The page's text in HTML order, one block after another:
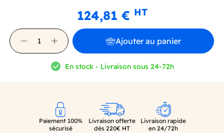
124,81 € HT
Ajouter au panier
En stock - Livraison sous 24-72h
Paiement 100%
sécurisé
Livraison offerte
dès 220€ HT
Livraison rapide
en 24/72h